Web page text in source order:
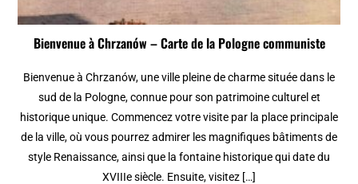
Bienvenue à Chrzanów – Carte de la Pologne communiste
Bienvenue à Chrzanów, une ville pleine de charme située dans le
sud de la Pologne, connue pour son patrimoine culturel et
historique unique. Commencez votre visite par la place principale
de la ville, où vous pourrez admirer les magnifiques bâtiments de
style Renaissance, ainsi que la fontaine historique qui date du
XVIIIe siècle. Ensuite, visitez […]